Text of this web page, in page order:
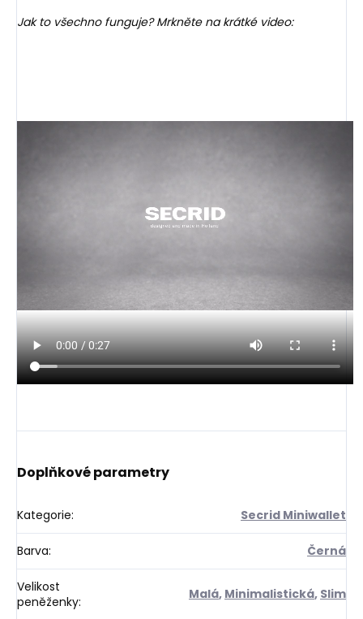
Jak to všechno funguje? Mrkněte na krátké video:
Doplňkové parametry
Kategorie: Secrid Miniwallet
Barva: Černá
Velikost
peněženky: Malá, Minimalistická, Slim